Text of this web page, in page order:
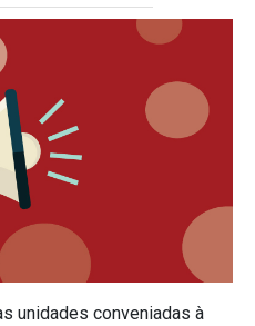
unidades conveniadas à